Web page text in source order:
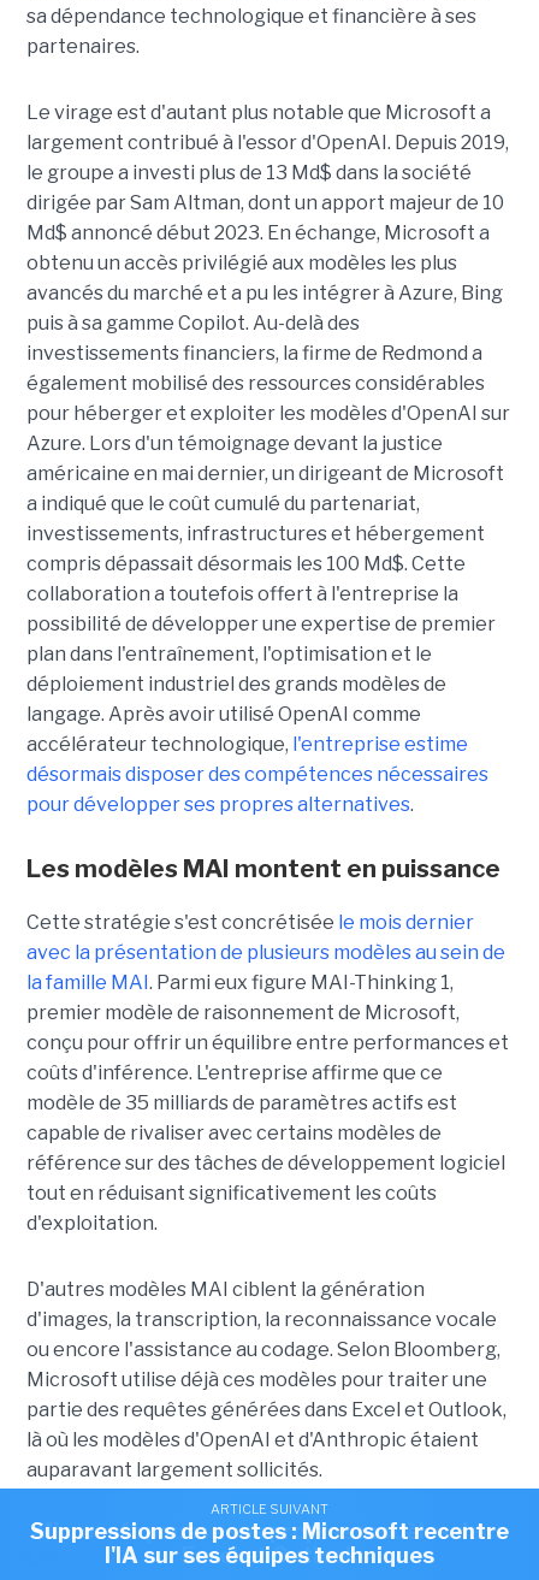
ARTICLE SUIVANT
Microsoft et Mistral renforcent leur
partenariat dans l'IA
ARTICLE SUIVANT
Microsoft pousse ses propres modèles dans
Excel et Outlook
sa dépendance technologique et financière à ses
partenaires.
Le virage est d'autant plus notable que Microsoft a
largement contribué à l'essor d'OpenAI. Depuis 2019,
le groupe a investi plus de 13 Md$ dans la société
dirigée par Sam Altman, dont un apport majeur de 10
Md$ annoncé début 2023. En échange, Microsoft a
obtenu un accès privilégié aux modèles les plus
avancés du marché et a pu les intégrer à Azure, Bing
puis à sa gamme Copilot. Au-delà des
investissements financiers, la firme de Redmond a
également mobilisé des ressources considérables
pour héberger et exploiter les modèles d'OpenAI sur
Azure. Lors d'un témoignage devant la justice
américaine en mai dernier, un dirigeant de Microsoft
a indiqué que le coût cumulé du partenariat,
investissements, infrastructures et hébergement
compris dépassait désormais les 100 Md$. Cette
collaboration a toutefois offert à l'entreprise la
possibilité de développer une expertise de premier
plan dans l'entraînement, l'optimisation et le
déploiement industriel des grands modèles de
langage. Après avoir utilisé OpenAI comme
accélérateur technologique, l'entreprise estime
désormais disposer des compétences nécessaires
pour développer ses propres alternatives.
Les modèles MAI montent en puissance
Cette stratégie s'est concrétisée le mois dernier
avec la présentation de plusieurs modèles au sein de
la famille MAI . Parmi eux figure MAI-Thinking 1,
premier modèle de raisonnement de Microsoft,
conçu pour offrir un équilibre entre performances et
coûts d'inférence. L'entreprise affirme que ce
modèle de 35 milliards de paramètres actifs est
capable de rivaliser avec certains modèles de
référence sur des tâches de développement logiciel
tout en réduisant significativement les coûts
d'exploitation.
D'autres modèles MAI ciblent la génération
d'images, la transcription, la reconnaissance vocale
ou encore l'assistance au codage. Selon Bloomberg,
Microsoft utilise déjà ces modèles pour traiter une
partie des requêtes générées dans Excel et Outlook,
là où les modèles d'OpenAI et d'Anthropic étaient
auparavant largement sollicités.
Article rédigé par
Louise Costa
ARTICLE SUIVANT
Suppressions de postes : Microsoft recentre
l'IA sur ses équipes techniques